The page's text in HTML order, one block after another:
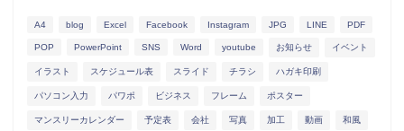
A4 blog Excel Facebook Instagram JPG LINE PDF
POP PowerPoint SNS Word youtube お知らせ イベント
イラスト スケジュール表 スライド チラシ ハガキ印刷
パソコン入力 パワポ ビジネス フレーム ポスター
マンスリーカレンダー 予定表 会社 写真 加工 動画 和風